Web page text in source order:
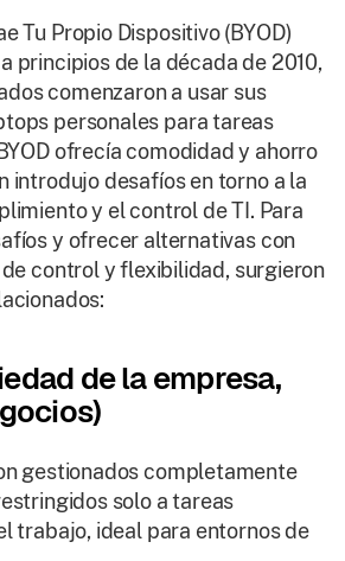
Tu Propio Dispositivo (BYOD)
principios de la década de 2010,
comenzaron a usar sus
personales para tareas
ofrecía comodidad y ahorro
introdujo desafíos en torno a la
y el control de TI. Para
y ofrecer alternativas con
control y flexibilidad, surgieron
de la empresa,
gestionados completamente
solo a tareas
trabajo, ideal para entornos de